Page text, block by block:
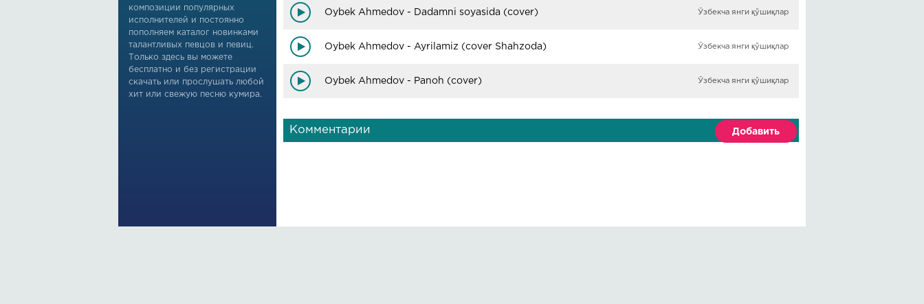
Kulib turgan yuzlarga
Aldandim
Yonib turgan ko'zlarga
Aldandim
Yorni shirin so'zlariga
Yana ezar ezar ezar
Oybek Ahmedov - Dadamni soyasida (cover) Ўзбекча янги қўшиқлар
Oybek Ahmedov - Ayrilamiz (cover Shahzoda) Ўзбекча янги қўшиқлар
Oybek Ahmedov - Panoh (cover) Ўзбекча янги қўшиқлар
Комментарии Добавить
композиции популярных
исполнителей и постоянно
пополняем каталог новинками
талантливых певцов и певиц.
Только здесь вы можете
бесплатно и без регистрации
скачать или прослушать любой
хит или свежую песню кумира.